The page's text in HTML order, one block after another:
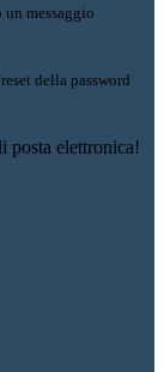
messaggio
della password
posta elettronica!